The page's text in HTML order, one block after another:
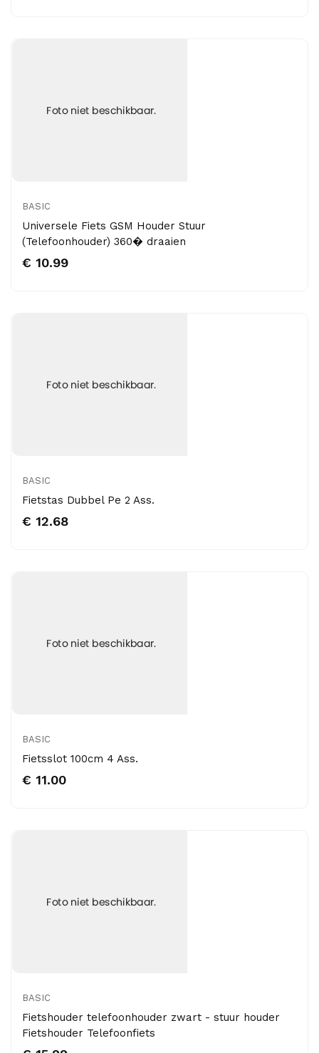
BASIC
Universele Fiets GSM Houder Stuur
(Telefoonhouder) 360� draaien
€ 10.99
BASIC
Fietstas Dubbel Pe 2 Ass.
€ 12.68
BASIC
Fietsslot 100cm 4 Ass.
€ 11.00
BASIC
Fietshouder telefoonhouder zwart - stuur houder
Fietshouder Telefoonfiets